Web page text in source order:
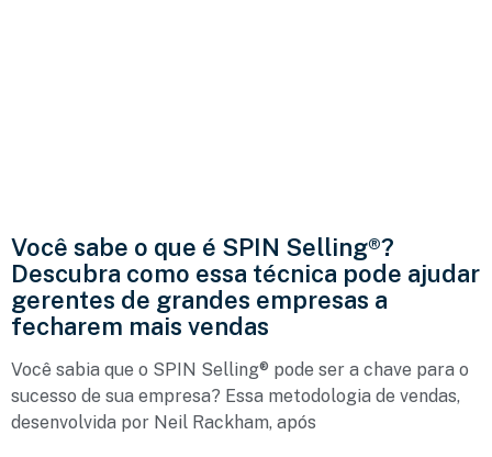
Você sabe o que é SPIN Selling®?
Descubra como essa técnica pode ajudar
gerentes de grandes empresas a
fecharem mais vendas
Você sabia que o SPIN Selling® pode ser a chave para o
sucesso de sua empresa? Essa metodologia de vendas,
desenvolvida por Neil Rackham, após